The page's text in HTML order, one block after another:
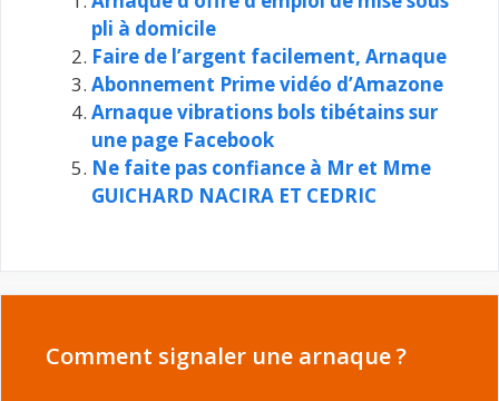
pli à domicile
Faire de l’argent facilement, Arnaque
Abonnement Prime vidéo d’Amazone
Arnaque vibrations bols tibétains sur
une page Facebook
Ne faite pas confiance à Mr et Mme
GUICHARD NACIRA ET CEDRIC
Comment signaler une arnaque ?